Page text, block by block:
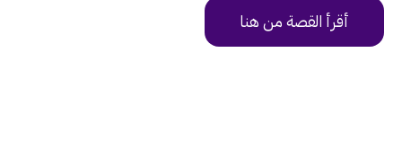
أقرأ القصة من هنا
https://uy9v6.app.goo.gl/8JiX